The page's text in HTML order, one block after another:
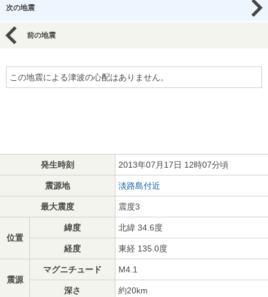
次の地震
前の地震
この地震による津波の心配はありません。
発生時刻 2013年07月17日 12時07分頃
震源地 淡路島付近
最大震度 震度3
位置
緯度 北緯 34.6度
経度 東経 135.0度
震源
マグニチュード M4.1
深さ 約20km